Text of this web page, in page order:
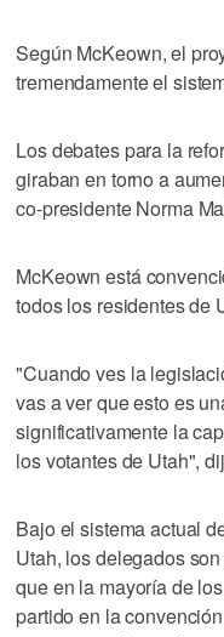
Según McKeown, el
tremendamente el
Los debates para la
giraban en torno a
co-presidente Norma
McKeown está
todos los residentes de
"Cuando ves la
vas a ver que esto es
significativamente la
los votantes de Utah",
Bajo el sistema actual
Utah, los delegados
que en la mayoría de
partido en la